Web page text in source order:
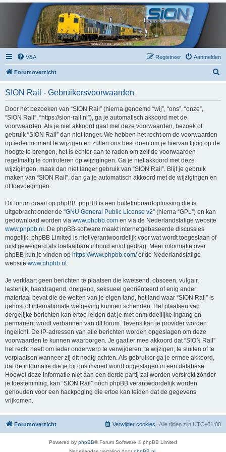
V&A Aanmelden
Registreer
Forumoverzicht
SION Rail - Gebruikersvoorwaarden
Door het bezoeken van “SION Rail” (hierna genoemd “wij”, “ons”, “onze”,
“SION Rail”, “https://sion-rail.nl”), ga je automatisch akkoord met de
voorwaarden. Als je niet akkoord gaat met deze voorwaarden, bezoek of
gebruik “SION Rail” dan niet langer. We hebben het recht om de voorwaarden
op ieder moment te wijzigen en zullen ons best doen om je hiervan tijdig op de
hoogte te brengen, het is echter aan te raden om zelf de voorwaarden
regelmatig te controleren op wijzigingen. Ga je niet akkoord met deze
wijzigingen, maak dan niet langer gebruik van “SION Rail”. Blijf je gebruik
maken van “SION Rail”, dan ga je automatisch akkoord met de wijzigingen en
of toevoegingen.
Dit forum draait op phpBB. phpBB is een bulletinboardoplossing die is
uitgebracht onder de “GNU General Public License v2” (hierna “GPL”) en kan
gedownload worden via www.phpbb.com en via de Nederlandstalige website
www.phpbb.nl . De phpBB-software maakt internetgebaseerde discussies
mogelijk. phpBB Limited is niet verantwoordelijk voor wat wordt toegestaan of
juist geweigerd als toelaatbare inhoud en/of gedrag. Meer informatie over
phpBB kun je vinden op https://www.phpbb.com/of de Nederlandstalige
website www.phpbb.nl
Je verklaart geen berichten te plaatsen die kwetsend, obsceen, vulgair,
lasterlijk, haatdragend, dreigend, seksueel georiënteerd of enig ander
materiaal bevat die de wetten van je eigen land, het land waar “SION Rail” is
gehost of internationale wetgeving kunnen schenden. Het plaatsen van
dergelijke berichten kan ertoe leiden dat je met onmiddellijke ingang en
permanent wordt verbannen van dit forum. Tevens kan je provider worden
ingelicht. De IP-adressen van alle berichten worden opgeslagen om deze
voorwaarden te kunnen waarborgen. Je gaat er mee akkoord dat “SION Rail”
het recht heeft om ieder onderwerp te verwijderen, te wijzigen, te sluiten of te
verplaatsen wanneer zij dit nodig achten. Als gebruiker ga je ermee akkoord,
dat de informatie die je bij ons invoert wordt opgeslagen in een database.
Hoewel deze informatie niet aan een derde partij zal worden verstrekt zónder
je toestemming, kan “SION Rail” nóch phpBB verantwoordelijk worden
gehouden voor een hackpoging die ertoe kan leiden dat de gegevens
vrijkomen.
Forumoverzicht Alle tijden zijn UTC+01:00
Verwijder cookies
Powered by phpBB® Forum Software © phpBB Limited